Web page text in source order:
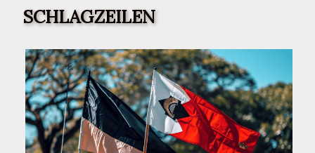
SCHLAGZEILEN